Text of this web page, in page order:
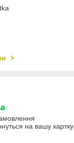
на вашу картку